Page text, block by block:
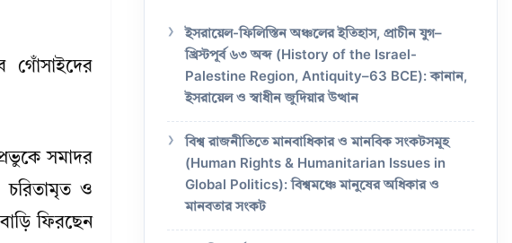
গোঁসাইদের
সমাদর
চরিতামৃত ও
ফিরছেন
ইসরায়েল-ফিলিস্তিন অঞ্চলের ইতিহাস, প্রাচীন যুগ–
খ্রিস্টপূর্ব ৬৩ অব্দ (History of the Israel-
Palestine Region, Antiquity–63 BCE): কানান,
ইসরায়েল ও স্বাধীন জুদিয়ার উত্থান
বিশ্ব রাজনীতিতে মানবাধিকার ও মানবিক সংকটসমূহ
(Human Rights & Humanitarian Issues in
Global Politics): বিশ্বমঞ্চে মানুষের অধিকার ও
মানবতার সংকট